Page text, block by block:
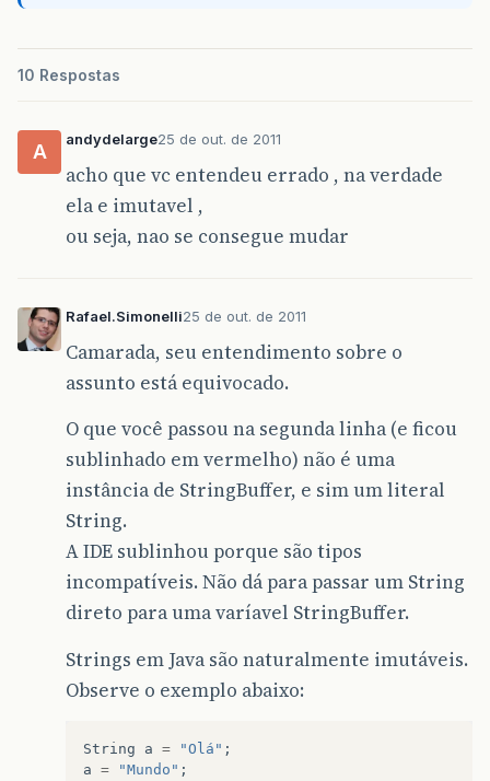
10 Respostas
A
andydelarge25 de out. de 2011
acho que vc entendeu errado , na verdade
ela e imutavel ,
ou seja, nao se consegue mudar
Rafael.Simonelli25 de out. de 2011
Camarada, seu entendimento sobre o
assunto está equivocado.
O que você passou na segunda linha (e ficou
sublinhado em vermelho) não é uma
instância de StringBuffer, e sim um literal
String.
A IDE sublinhou porque são tipos
incompatíveis. Não dá para passar um String
direto para uma varíavel StringBuffer.
Strings em Java são naturalmente imutáveis.
Observe o exemplo abaixo:
String a = "Olá" ;
a = "Mundo" ;